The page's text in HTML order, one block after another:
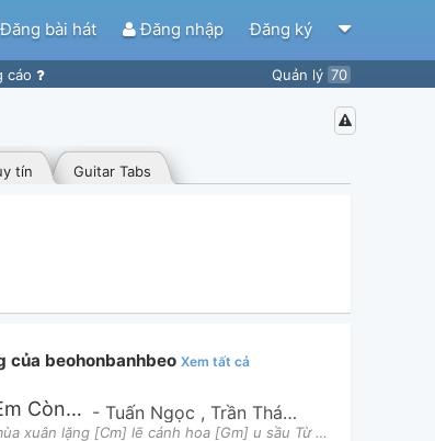
Đăng bài hát Đăng nhập Đăng ký
cáo Quản lý 70
Guitar Tabs
tín
của beohonbanhbeo Xem tất cả
Ở Nơi Nào Em Còn Nhớ - Tuấn Ngọc , Trần Thái Hòa
Từ em [Gm] đi mùa xuân lặng [Cm] lẽ cánh hoa [Gm] u sầu Từ em đi hạ thêm buồn [Cm] vắng nắng mưa [